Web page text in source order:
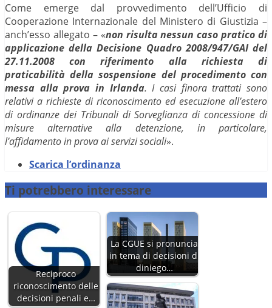
Come emerge dal provvedimento dell’Ufficio di
Cooperazione Internazionale del Ministero di Giustizia –
anch’esso allegato – «non risulta nessun caso pratico di
applicazione della Decisione Quadro 2008/947/GAI del
27.11.2008 con riferimento alla richiesta di
praticabilità della sospensione del procedimento con
messa alla prova in Irlanda. I casi finora trattati sono
relativi a richieste di riconoscimento ed esecuzione all’estero
di ordinanze dei Tribunali di Sorveglianza di concessione di
misure alternative alla detenzione, in particolare,
l’affidamento in prova ai servizi sociali».
Scarica l’ordinanza
Ti potrebbero interessare
Reciproco
riconoscimento delle
decisioni penali e…
La CGUE si pronuncia
in tema di decisioni di
diniego…